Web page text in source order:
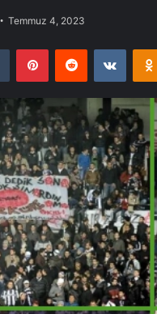
Temmuz 4, 2023
Tumblr PinterestReddit